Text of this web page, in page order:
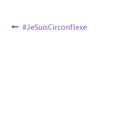
Post
Previous
#JeSuisCirconflexe